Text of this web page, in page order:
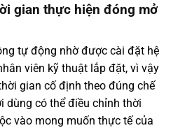
gian thực hiện đóng mở
tự động nhờ được cài đặt hệ
viên kỹ thuật lắp đặt, vì vậy
gian cố định theo đúng chế
dùng có thể điều chỉnh thời
vào mong muốn thực tế của